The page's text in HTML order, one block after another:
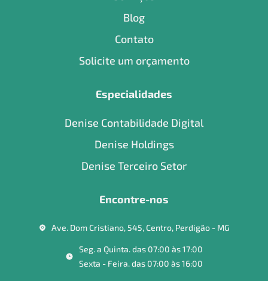
Blog
Contato
Solicite um orçamento
Especialidades
Denise Contabilidade Digital
Denise Holdings
Denise Terceiro Setor
Encontre-nos
Ave. Dom Cristiano, 545, Centro, Perdigão - MG
Seg. a Quinta. das 07:00 às 17:00
Sexta - Feira. das 07:00 às 16:00